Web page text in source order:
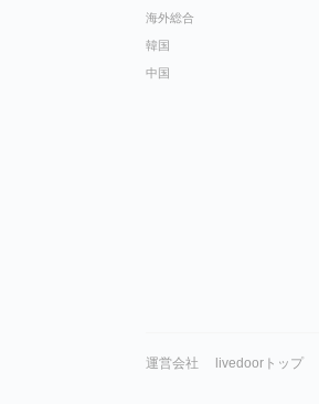
海外総合
韓国
中国
運営会社 livedoorトップ